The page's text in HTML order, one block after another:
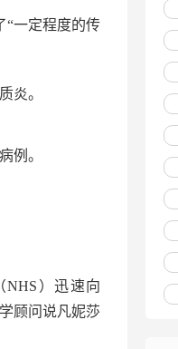
“一定程度的传
炎。
例。
）迅速向
顾问说凡妮莎